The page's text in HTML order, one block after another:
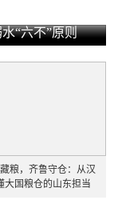
“六不”原则
粮，齐鲁守仓：从汉
大国粮仓的山东担当